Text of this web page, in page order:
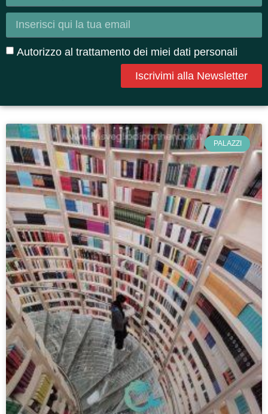
Autorizzo al trattamento dei miei dati personali
Iscrivimi alla Newsletter
PALAZZI